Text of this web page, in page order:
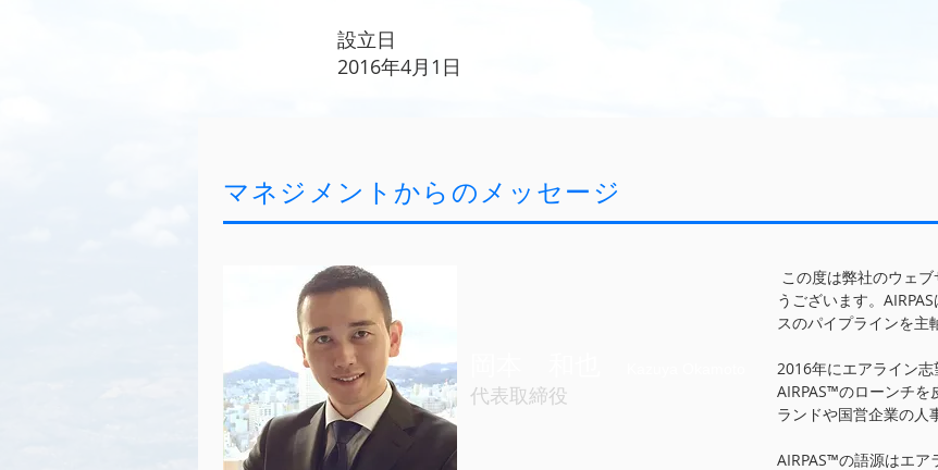
設立日
2016年4月1日
マネジメントからのメッセージ
代表取締役
この度は弊社のウェ
うございます。
スのパイプラインを主
2016年にエアライン
AIRPAS™のローンチ
ランドや国営企業の人
AIRPAS™の語源はエ